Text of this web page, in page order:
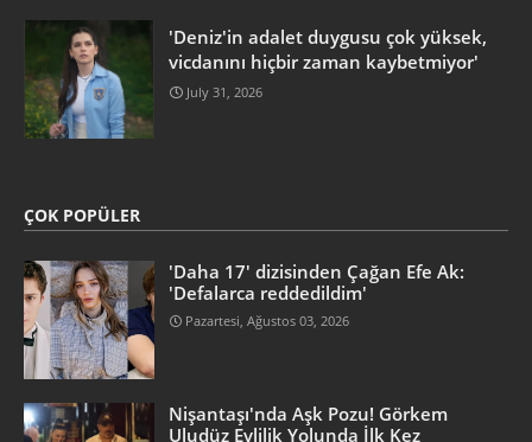
'Deniz'in adalet duygusu çok yüksek,
vicdanını hiçbir zaman kaybetmiyor'
July 31, 2026
ÇOK POPÜLER
'Daha 17' dizisinden Çağan Efe Ak:
'Defalarca reddedildim'
Pazartesi, Ağustos 03, 2026
Nişantaşı'nda Aşk Pozu! Görkem
Uludüz Evlilik Yolunda İlk Kez